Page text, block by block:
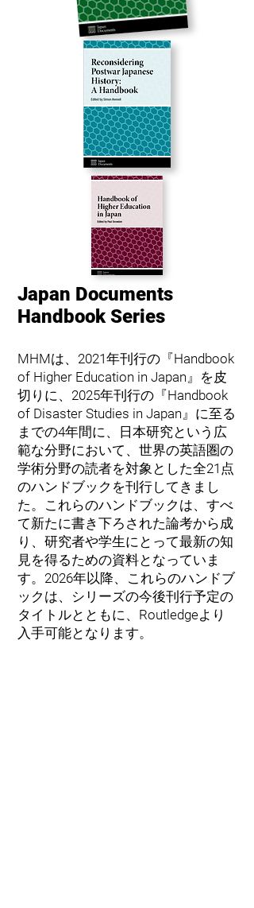
Japan Documents
Handbook Series
MHMは、2021年刊行の『Handbook
of Higher Education in Japan』を皮
切りに、2025年刊行の『Handbook
of Disaster Studies in Japan』に至る
までの4年間に、日本研究という広
範な分野において、世界の英語圏の
学術分野の読者を対象とした全21点
のハンドブックを刊行してきまし
た。これらのハンドブックは、すべ
て新たに書き下ろされた論考から成
り、研究者や学生にとって最新の知
見を得るための資料となっていま
す。2026年以降、これらのハンドブ
ックは、シリーズの今後刊行予定の
タイトルとともに、Routledgeより
入手可能となります。